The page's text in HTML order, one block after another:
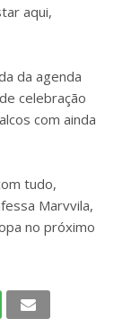
aqui,
da agenda
celebração
com ainda
tudo,
Marvvila,
no próximo